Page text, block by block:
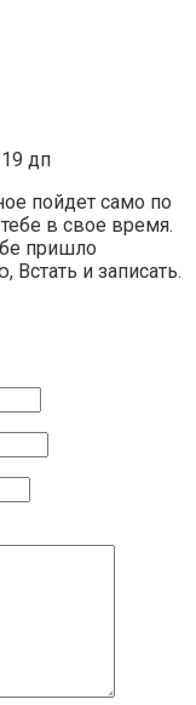
дп
пойдет само по
в свое время.
пришло
и записать.